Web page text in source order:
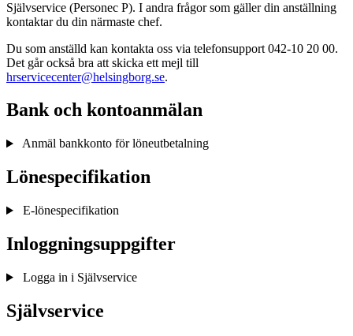
Självservice (Personec P). I andra frågor som gäller din anställning
kontaktar du din närmaste chef.
Du som anställd kan kontakta oss via telefonsupport 042-10 20 00.
Det går också bra att skicka ett mejl till
hrservicecenter@helsingborg.se.
Bank och kontoanmälan
Anmäl bankkonto för löneutbetalning
Lönespecifikation
E-lönespecifikation
Inloggningsuppgifter
Logga in i Självservice
Självservice